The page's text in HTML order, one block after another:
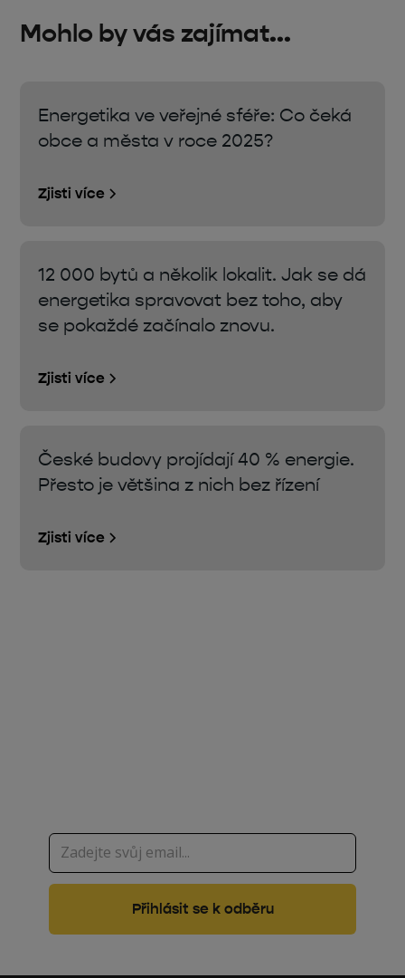
Mohlo by vás zajímat...
Energetika ve veřejné sféře: Co čeká
obce a města v roce 2025?
Zjisti více
12 000 bytů a několik lokalit. Jak se dá
energetika spravovat bez toho, aby
se pokaždé začínalo znovu.
Zjisti více
České budovy projídají 40 % energie.
Přesto je většina z nich bez řízení
Zjisti více